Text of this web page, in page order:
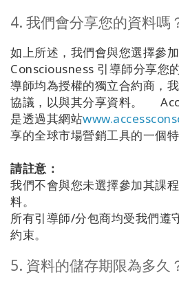
4. 我們會分享您的資料嗎
如上所述，我們會與您選擇參
Consciousness 引導師分享您
導師均為授權的獨立合約商，
協議，以與其分享資料。
是透過其網站
享的全球市場營銷工具的一個特
請註意：
我們不會與您未選擇參加其課
料。
所有引導師/分包商均受我們遵
約束。
5. 資料的儲存期限為多久